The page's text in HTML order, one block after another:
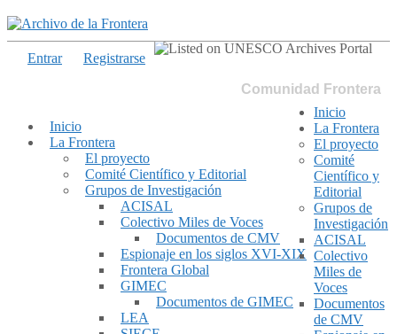
Comunidad Frontera
Inicio
La Frontera
El proyecto
Comité Científico y Editorial
Grupos de Investigación
ACISAL
Colectivo Miles de Voces
Documentos de CMV
Espionaje en los siglos XVI-XIX
Frontera Global
GIMEC
Documentos de GIMEC
LEA
Entrar Registrarse
Inicio
La Frontera
El proyecto
Comité
Científico y
Editorial
Grupos de
Investigación
ACISAL
Colectivo
Miles de
Voces
Documentos
de CMV